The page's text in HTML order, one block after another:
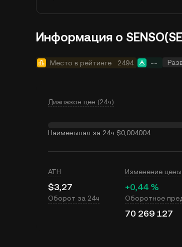
Информация о
Место в рейтинге 2494 --
Диапазон цен (24ч)
Наименьшая за 24ч $0,004004
ATH
$3,27
Изменение цены
+0,44 %
Оборот за 24ч Оборотное
70 269 127